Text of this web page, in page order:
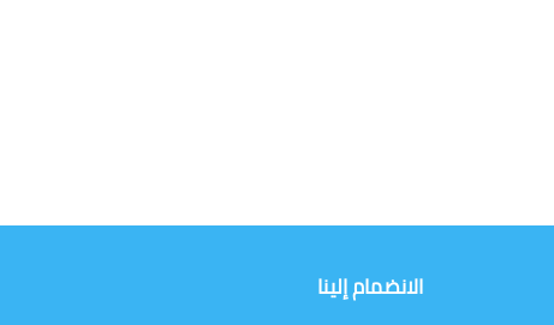
الانضمام إلينا